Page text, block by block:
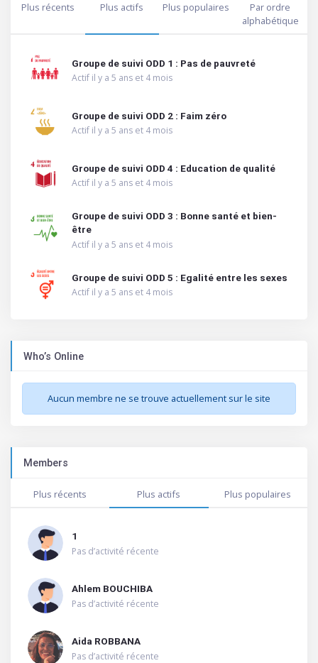
Plus récents Plus actifs Plus populaires
Par ordre
alphabétique
Groupe de suivi ODD 1 : Pas de pauvreté
Actif il y a 5 ans et 4 mois
Groupe de suivi ODD 2 : Faim zéro
Actif il y a 5 ans et 4 mois
Groupe de suivi ODD 4 : Education de qualité
Actif il y a 5 ans et 4 mois
Groupe de suivi ODD 3 : Bonne santé et bien-
être
Actif il y a 5 ans et 4 mois
Groupe de suivi ODD 5 : Egalité entre les sexes
Actif il y a 5 ans et 4 mois
Who’s Online
Aucun membre ne se trouve actuellement sur le site
Members
Plus récents Plus actifs Plus populaires
1
Pas d’activité récente
Ahlem BOUCHIBA
Pas d’activité récente
Aida ROBBANA
Pas d’activité récente